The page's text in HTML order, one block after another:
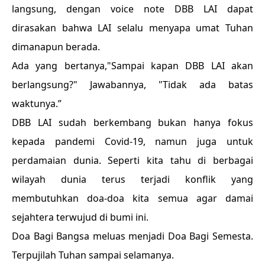
langsung, dengan voice note DBB LAI dapat
dirasakan bahwa LAI selalu menyapa umat Tuhan
dimanapun berada.
Ada yang bertanya,"Sampai kapan DBB LAI akan
berlangsung?" Jawabannya, "Tidak ada batas
waktunya.”
DBB LAI sudah berkembang bukan hanya fokus
kepada pandemi Covid-19, namun juga untuk
perdamaian dunia. Seperti kita tahu di berbagai
wilayah dunia terus terjadi konflik yang
membutuhkan doa-doa kita semua agar damai
sejahtera terwujud di bumi ini.
Doa Bagi Bangsa meluas menjadi Doa Bagi Semesta.
Terpujilah Tuhan sampai selamanya.